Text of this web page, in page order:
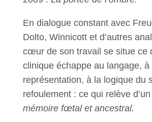
En dialogue constant avec
Dolto, Winnicott et d’autres
cœur de son travail se situe ce
clinique échappe au langage, à
représentation, à la logique du
refoulement : ce qui relève d’un
mémoire fœtal et ancestral.